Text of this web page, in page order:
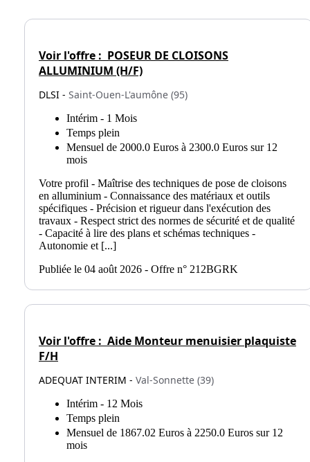
Voir l'offre : POSEUR DE CLOISONS
ALLUMINIUM (H/F)
DLSI - Saint-Ouen-L'aumône (95)
Intérim - 1 Mois
Temps plein
Mensuel de 2000.0 Euros à 2300.0 Euros sur 12
mois
Votre profil - Maîtrise des techniques de pose de cloisons
en alluminium - Connaissance des matériaux et outils
spécifiques - Précision et rigueur dans l'exécution des
travaux - Respect strict des normes de sécurité et de qualité
- Capacité à lire des plans et schémas techniques -
Autonomie et [...]
Publiée le 04 août 2026 - Offre n° 212BGRK
Voir l'offre : Aide Monteur menuisier plaquiste
F/H
ADEQUAT INTERIM - Val-Sonnette (39)
Intérim - 12 Mois
Temps plein
Mensuel de 1867.02 Euros à 2250.0 Euros sur 12
mois